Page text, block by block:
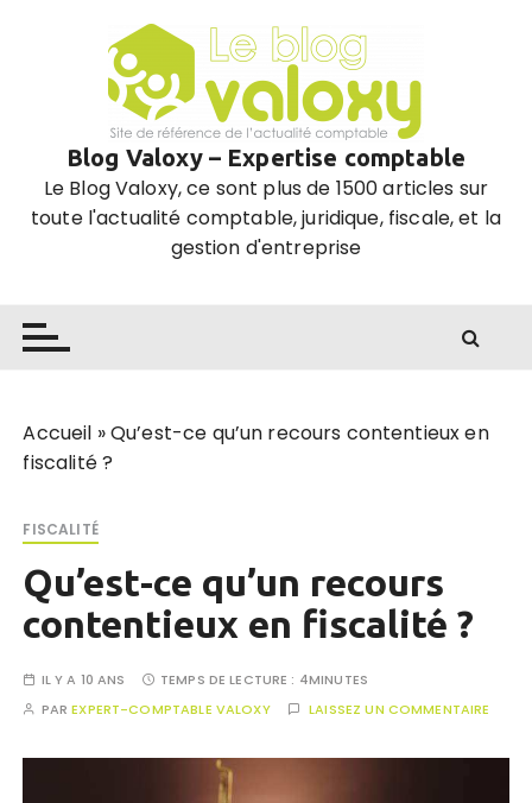
Blog Valoxy – Expertise comptable
Le Blog Valoxy, ce sont plus de 1500 articles sur
toute l'actualité comptable, juridique, fiscale, et la
gestion d'entreprise
Accueil »Qu’est-ce qu’un recours contentieux en
fiscalité ?
FISCALITÉ
Qu’est-ce qu’un recours
contentieux en fiscalité ?
IL Y A 10 ANS TEMPS DE LECTURE : 4MINUTES
PAREXPERT-COMPTABLE VALOXY LAISSEZ UN COMMENTAIRE